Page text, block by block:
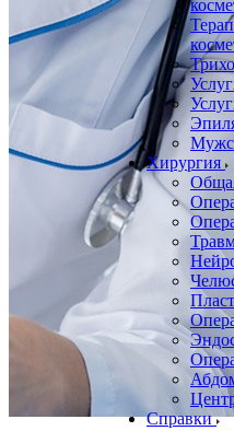
Хирургия
Справки